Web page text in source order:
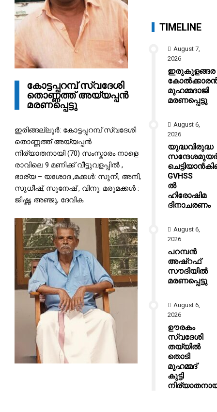
കോട്ടപ്പറമ്പ് സ്വദേശി
തൊണ്ണത്ത് അയ്യപ്പൻ
മരണപ്പെട്ടു
ഇരിങ്ങല്ലൂർ: കോട്ടപ്പറമ്പ് സ്വദേശി
തൊണ്ണത്ത് അയ്യപ്പൻ
നിര്യാതനായി (70) സംസ്കാരം നാളെ
രാവിലെ 9 മണിക്ക് വീട്ടുവളപ്പിൽ ,
ഭാര്യ – യശോദ ,മക്കൾ: സുനി, അനി,
സുധീഷ്, സുനേഷ് , വിനു. മരുമക്കൾ :
ജിഷ്ണ, അഞ്ജു, ദേവിക.
TIMELINE
August 7,
2026
ഇരുകുളങ്ങര
മുഹമ്മദാജി
മരണപ്പെട്ടു
August 6,
2026
യുദ്ധവിരുദ്ധ
GVHSS
ൽ
ഹിരോഷിമ
ദിനാചരണം
August 6,
2026
പറമ്പൻ
അഷ്‌റഫ്
സൗദിയിൽ
മരണപ്പെട്ടു
August 6,
2026
ഊരകം
സ്വദേശി
തയ്യിൽ
തൊടി
മുഹമ്മദ്
കുട്ടി